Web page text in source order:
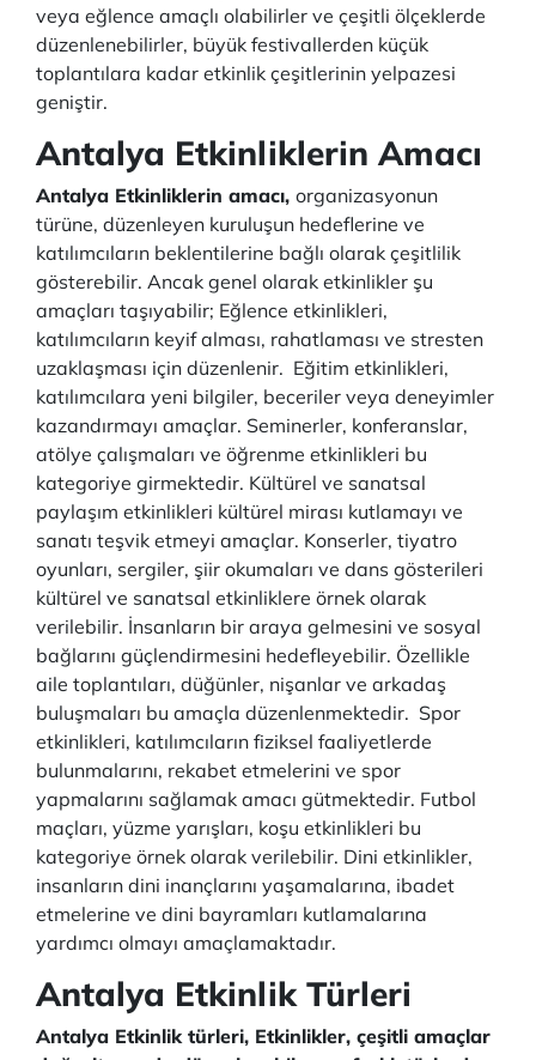
veya eğlence amaçlı olabilirler ve çeşitli ölçeklerde
düzenlenebilirler, büyük festivallerden küçük
toplantılara kadar etkinlik çeşitlerinin yelpazesi
geniştir.
Antalya Etkinliklerin Amacı
Antalya Etkinliklerin amacı, organizasyonun
türüne, düzenleyen kuruluşun hedeflerine ve
katılımcıların beklentilerine bağlı olarak çeşitlilik
gösterebilir. Ancak genel olarak etkinlikler şu
amaçları taşıyabilir; Eğlence etkinlikleri,
katılımcıların keyif alması, rahatlaması ve stresten
uzaklaşması için düzenlenir. Eğitim etkinlikleri,
katılımcılara yeni bilgiler, beceriler veya deneyimler
kazandırmayı amaçlar. Seminerler, konferanslar,
atölye çalışmaları ve öğrenme etkinlikleri bu
kategoriye girmektedir. Kültürel ve sanatsal
paylaşım etkinlikleri kültürel mirası kutlamayı ve
sanatı teşvik etmeyi amaçlar. Konserler, tiyatro
oyunları, sergiler, şiir okumaları ve dans gösterileri
kültürel ve sanatsal etkinliklere örnek olarak
verilebilir. İnsanların bir araya gelmesini ve sosyal
bağlarını güçlendirmesini hedefleyebilir. Özellikle
aile toplantıları, düğünler, nişanlar ve arkadaş
buluşmaları bu amaçla düzenlenmektedir. Spor
etkinlikleri, katılımcıların fiziksel faaliyetlerde
bulunmalarını, rekabet etmelerini ve spor
yapmalarını sağlamak amacı gütmektedir. Futbol
maçları, yüzme yarışları, koşu etkinlikleri bu
kategoriye örnek olarak verilebilir. Dini etkinlikler,
insanların dini inançlarını yaşamalarına, ibadet
etmelerine ve dini bayramları kutlamalarına
yardımcı olmayı amaçlamaktadır.
Antalya Etkinlik Türleri
Antalya Etkinlik türleri, Etkinlikler, çeşitli amaçlar